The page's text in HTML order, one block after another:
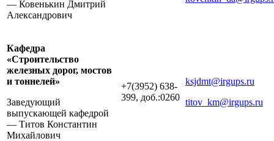
— Ковенькин Дмитрий
Александрович
Кафедра
«Строительство
железных дорог, мостов
и тоннелей»
Заведующий
выпускающей кафедрой
— Титов Константин
Михайлович
+7(3952) 638-
399, доб.:0260
ksjdmt@irgups.ru
titov_km@irgups.ru